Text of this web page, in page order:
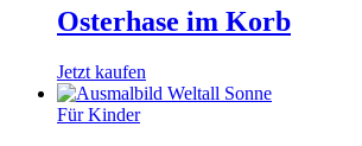
Osterhase im Korb
Jetzt kaufen
Für Kinder